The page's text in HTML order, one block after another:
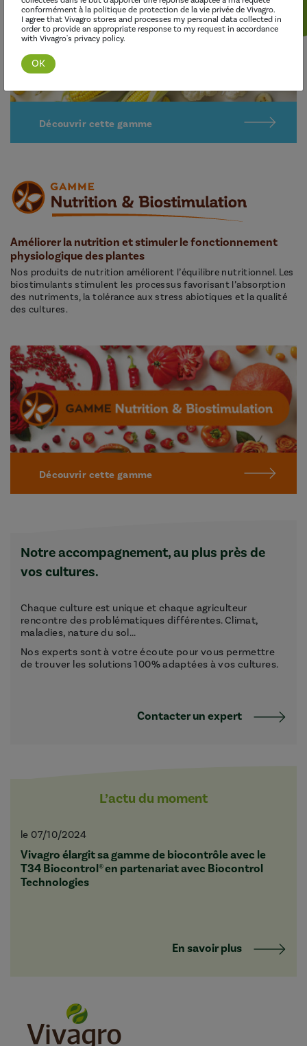
Découvrir cette gamme
Améliorer la nutrition et stimuler le fonctionnement
physiologique des plantes
Nos produits de nutrition améliorent l’équilibre nutritionnel. Les
biostimulants stimulent les processus favorisant l’absorption
des nutriments, la tolérance aux stress abiotiques et la qualité
des cultures.
Découvrir cette gamme
Notre accompagnement, au plus près de
vos cultures.
Chaque culture est unique et chaque agriculteur
rencontre des problématiques différentes. Climat,
maladies, nature du sol...
Nos experts sont à votre écoute pour vous permettre
de trouver les solutions 100% adaptées à vos cultures.
Contacter un expert
L’actu du moment
le 07/10/2024
Vivagro élargit sa gamme de biocontrôle avec le
T34 Biocontrol® en partenariat avec Biocontrol
Technologies
En savoir plus
conformément à la politique de protection de la vie privée de Vivagro.
I agree that Vivagro stores and processes my personal data collected in
order to provide an appropriate response to my request in accordance
with Vivagro's privacy policy.